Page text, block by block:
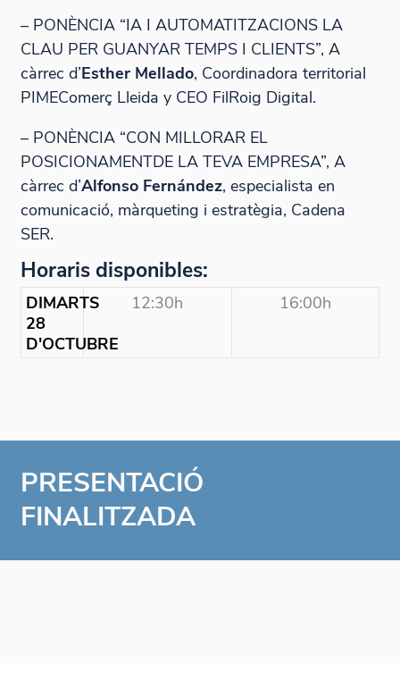
– PONÈNCIA “IA I AUTOMATITZACIONS LA
CLAU PER GUANYAR TEMPS I CLIENTS”, A
càrrec d’Esther Mellado, Coordinadora territorial
PIMEComerç Lleida y CEO FilRoig Digital.
– PONÈNCIA “CON MILLORAR EL
POSICIONAMENTDE LA TEVA EMPRESA”, A
càrrec d’Alfonso Fernández, especialista en
comunicació, màrqueting i estratègia, Cadena
SER.
Horaris disponibles:
DIMARTS
28
D'OCTUBRE
12:30h 16:00h
PRESENTACIÓ
FINALITZADA